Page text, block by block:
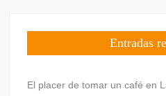
Entradas
El placer de tomar un café en